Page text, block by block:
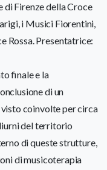
di Firenze della Croce
i Musici Fiorentini,
Rossa. Presentatrice:
finale e la
di un
coinvolte per circa
del territorio
di queste strutture,
di musicoterapia